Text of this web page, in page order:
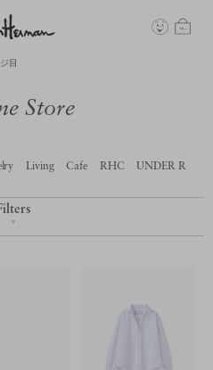
目
Store
Living Cafe RHC UNDER R
▼